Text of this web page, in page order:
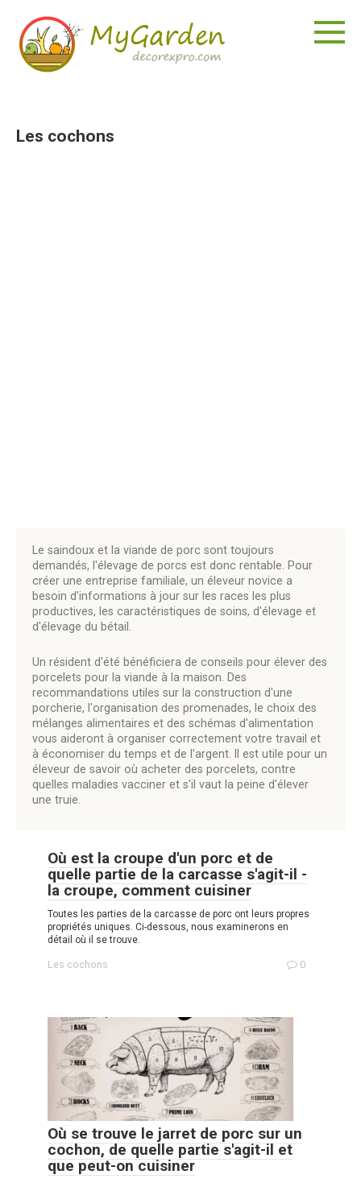
contenu
Les cochons
Le saindoux et la viande de porc sont toujours
demandés, l'élevage de porcs est donc rentable. Pour
créer une entreprise familiale, un éleveur novice a
besoin d'informations à jour sur les races les plus
productives, les caractéristiques de soins, d'élevage et
d'élevage du bétail.
Un résident d'été bénéficiera de conseils pour élever des
porcelets pour la viande à la maison. Des
recommandations utiles sur la construction d'une
porcherie, l'organisation des promenades, le choix des
mélanges alimentaires et des schémas d'alimentation
vous aideront à organiser correctement votre travail et
à économiser du temps et de l'argent. Il est utile pour un
éleveur de savoir où acheter des porcelets, contre
quelles maladies vacciner et s'il vaut la peine d'élever
une truie.
Où est la croupe d'un porc et de
quelle partie de la carcasse s'agit-il -
la croupe, comment cuisiner
Toutes les parties de la carcasse de porc ont leurs propres
propriétés uniques. Ci-dessous, nous examinerons en
détail où il se trouve.
Les cochons 0
Où se trouve le jarret de porc sur un
cochon, de quelle partie s'agit-il et
que peut-on cuisiner